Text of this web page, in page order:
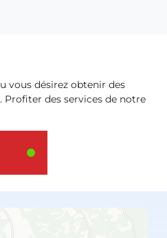
vous désirez obtenir des
Profiter des services de notre